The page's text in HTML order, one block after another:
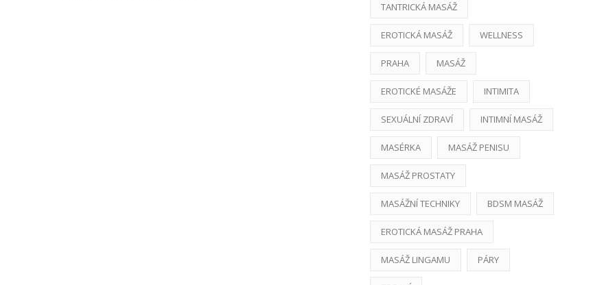
TANTRICKÁ MASÁŽ
EROTICKÁ MASÁŽ WELLNESS
PRAHA MASÁŽ
EROTICKÉ MASÁŽE INTIMITA
SEXUÁLNÍ ZDRAVÍ INTIMNÍ MASÁŽ
MASÉRKA MASÁŽ PENISU
MASÁŽ PROSTATY
MASÁŽNÍ TECHNIKY BDSM MASÁŽ
EROTICKÁ MASÁŽ PRAHA
MASÁŽ LINGAMU PÁRY